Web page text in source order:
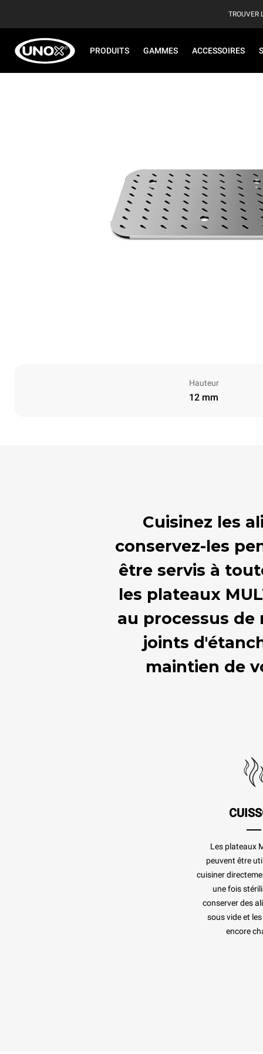
TROUVER
PRODUITS GAMMES ACCESSOIRES
Hauteur
12 mm
Cuisinez les
conservez-les
être servis à
les plateaux
au processus de
joints
maintien de
Les plateaux
peuvent être
cuisiner
une fois
conserver des
sous vide et
encore